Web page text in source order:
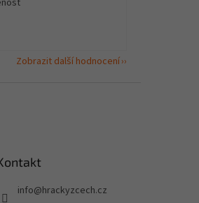
Zobrazit další hodnocení
info@hrackyzcech.cz